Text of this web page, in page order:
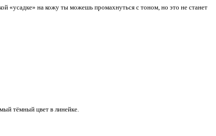
«усадке» на кожу ты можешь промахнуться с тоном, но это не станет
тёмный цвет в линейке.